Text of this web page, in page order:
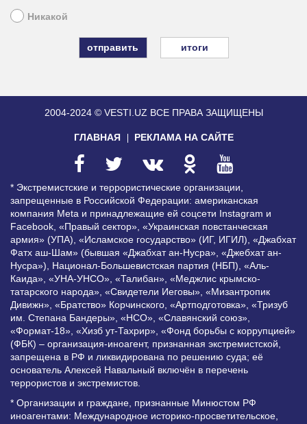
Никакой
итоги
2004-2024 © VESTI.UZ ВСЕ ПРАВА ЗАЩИЩЕНЫ
ГЛАВНАЯ РЕКЛАМА НА САЙТЕ
* Экстремистские и террористические организации,
запрещенные в Российской Федерации: американская
компания Meta и принадлежащие ей соцсети Instagram и
Facebook, «Правый сектор», «Украинская повстанческая
армия» (УПА), «Исламское государство» (ИГ, ИГИЛ), «Джабхат
Фатх аш-Шам» (бывшая «Джабхат ан-Нусра», «Джебхат ан-
Нусра»), Национал-Большевистская партия (НБП), «Аль-
Каида», «УНА-УНСО», «Талибан», «Меджлис крымско-
татарского народа», «Свидетели Иеговы», «Мизантропик
Дивижн», «Братство» Корчинского, «Артподготовка», «Тризуб
им. Степана Бандеры», «НСО», «Славянский союз»,
«Формат-18», «Хизб ут-Тахрир», «Фонд борьбы с коррупцией»
(ФБК) – организация-иноагент, признанная экстремистской,
запрещена в РФ и ликвидирована по решению суда; её
основатель Алексей Навальный включён в перечень
террористов и экстремистов.
* Организации и граждане, признанные Минюстом РФ
иноагентами: Международное историко-просветительское,